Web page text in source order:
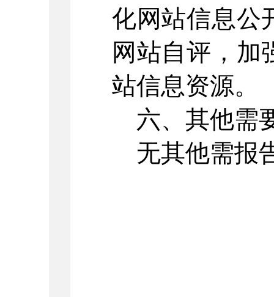
化网站信息公
网站自评，加
站信息资源。
六、其他需
无其他需报